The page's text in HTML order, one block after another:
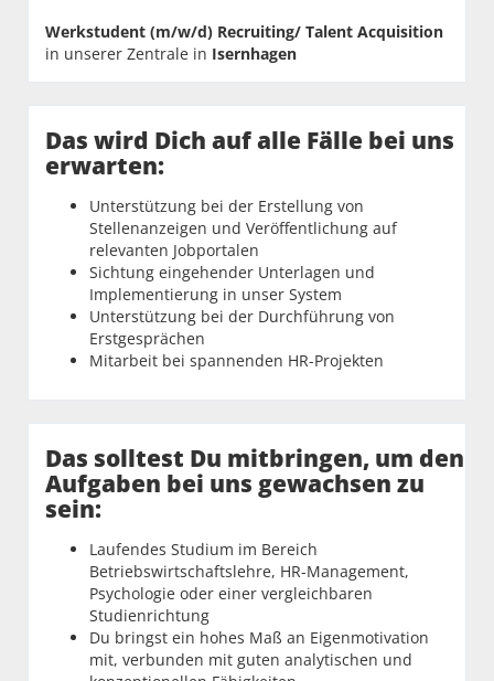
Werkstudent (m/w/d) Recruiting/ Talent Acquisition
in unserer Zentrale in Isernhagen
Das wird Dich auf alle Fälle bei uns
erwarten:
Unterstützung bei der Erstellung von
Stellenanzeigen und Veröffentlichung auf
relevanten Jobportalen
Sichtung eingehender Unterlagen und
Implementierung in unser System
Unterstützung bei der Durchführung von
Erstgesprächen
Mitarbeit bei spannenden HR-Projekten
Das solltest Du mitbringen, um den
Aufgaben bei uns gewachsen zu
sein:
Laufendes Studium im Bereich
Betriebswirtschaftslehre, HR-Management,
Psychologie oder einer vergleichbaren
Studienrichtung
Du bringst ein hohes Maß an Eigenmotivation
mit, verbunden mit guten analytischen und